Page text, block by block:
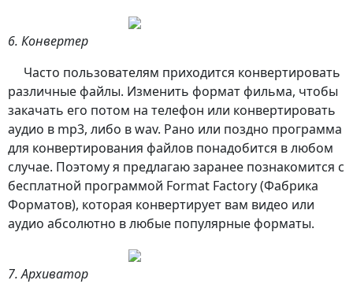
6. Конвертер
Часто пользователям приходится конвертировать
различные файлы. Изменить формат фильма, чтобы
закачать его потом на телефон или конвертировать
аудио в mp3, либо в wav. Рано или поздно программа
для конвертирования файлов понадобится в любом
случае. Поэтому я предлагаю заранее познакомится с
бесплатной программой Format Factory (Фабрика
Форматов), которая конвертирует вам видео или
аудио абсолютно в любые популярные форматы.
7. Архиватор